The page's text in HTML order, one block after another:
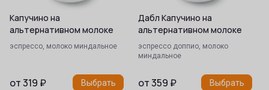
Капучино на
альтернативном молоке
эспрессо, молоко миндальное
от319 ₽ Выбрать
Дабл Капучино на
альтернативном молоке
эспрессо доппио, молоко
миндальное
от359 ₽ Выбрать